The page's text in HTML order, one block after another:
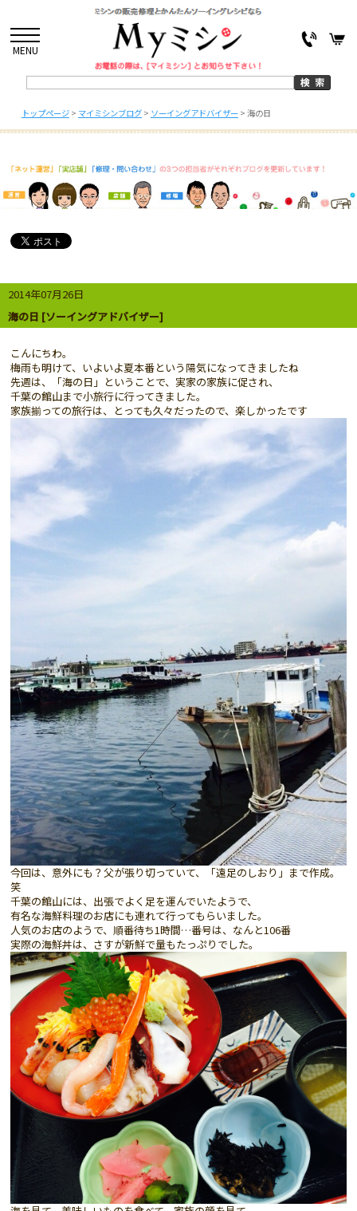
MENU
トップページ> マイミシンブログ> ソーイングアドバイザー> 海の日
2014年07月26日
海の日 [ソーイングアドバイザー]
こんにちわ。
梅雨も明けて、いよいよ夏本番という陽気になってきましたね
先週は、「海の日」ということで、実家の家族に促され、
千葉の館山まで小旅行に行ってきました。
家族揃っての旅行は、とっても久々だったので、楽しかったです
今回は、意外にも？父が張り切っていて、「遠足のしおり」まで作成。
笑
千葉の館山には、出張でよく足を運んでいたようで、
有名な海鮮料理のお店にも連れて行ってもらいました。
人気のお店のようで、順番待ち1時間…番号は、なんと106番
実際の海鮮丼は、さすが新鮮で量もたっぷりでした。